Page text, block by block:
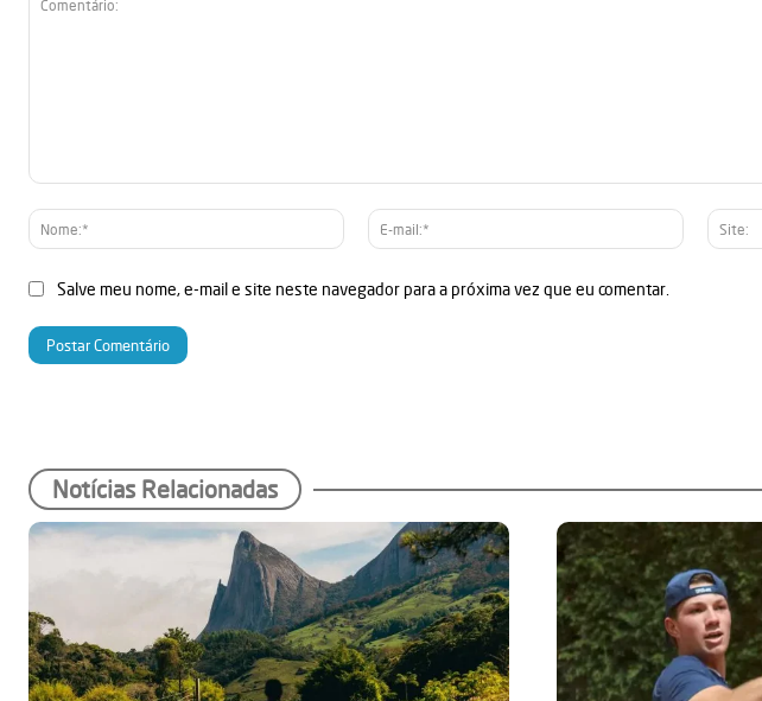
Nome:*
E-
mail:*
Salve meu nome, e-mail e site neste navegador para a próxima vez que eu comentar.
Notícias Relacionadas